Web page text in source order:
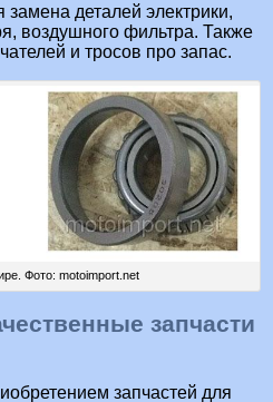
замена деталей электрики,
воздушного фильтра. Также
и тросов про запас.
Фото: motoimport.net
запчасти
запчастей для